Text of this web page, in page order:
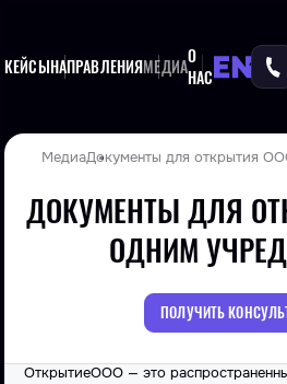
КЕЙСЫНАПРАВЛЕНИЯМЕДИАО
НАС
МедиаДокументы для открытия
ДОКУМЕНТЫ ДЛЯ
ОДНИМ
ПОЛУЧИТЬ
ОткрытиеООО — это